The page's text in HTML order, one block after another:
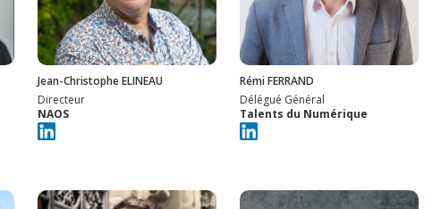
Jean-Christophe ELINEAU
Directeur
NAOS
Rémi FERRAND
Délégué Général
Talents du Numérique